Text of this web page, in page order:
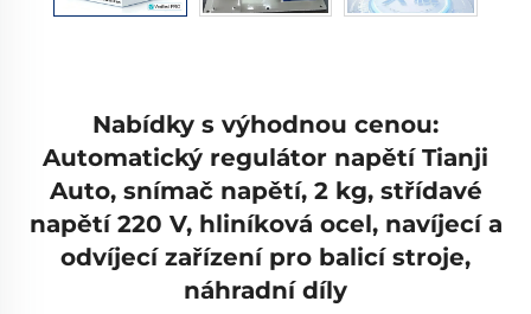
Nabídky s výhodnou cenou:
Automatický regulátor napětí Tianji
Auto, snímač napětí, 2 kg, střídavé
napětí 220 V, hliníková ocel, navíjecí a
odvíjecí zařízení pro balicí stroje,
náhradní díly